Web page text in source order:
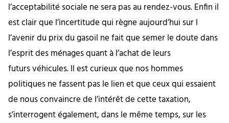
l’acceptabilité sociale ne sera pas au rendez-vous. Enfin il
est clair que l’incertitude qui règne aujourd’hui sur l
l’avenir du prix du gasoil ne fait que semer le doute dans
l’esprit des ménages quant à l’achat de leurs
futurs véhicules. Il est curieux que nos hommes
politiques ne fassent pas le lien et que ceux qui essaient
de nous convaincre de l’intérêt de cette taxation,
s’interrogent également, dans le même temps, sur les